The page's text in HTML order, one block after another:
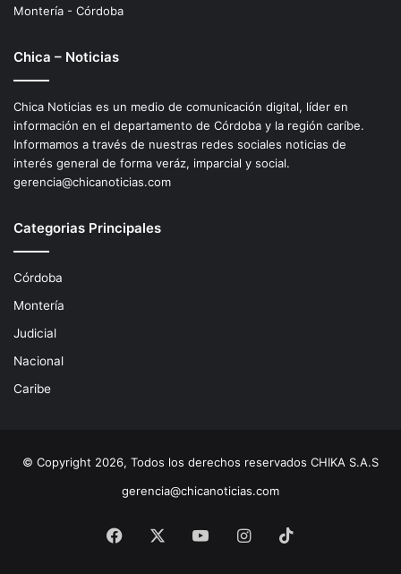
Montería - Córdoba
Chica – Noticias
Chica Noticias es un medio de comunicación digital, líder en
información en el departamento de Córdoba y la región caríbe.
Informamos a través de nuestras redes sociales noticias de
interés general de forma veráz, imparcial y social.
gerencia@chicanoticias.com
Categorias Principales
Córdoba
Montería
Judicial
Nacional
Caribe
© Copyright 2026, Todos los derechos reservados CHIKA S.A.S
gerencia@chicanoticias.com
Facebook YouTubeInstagram